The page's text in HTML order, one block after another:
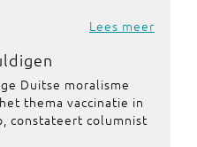
Lees meer
Duitse moralisme
thema vaccinatie in
constateert columnist